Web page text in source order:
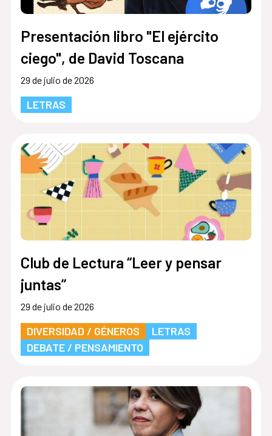
Presentación libro "El ejército
ciego", de David Toscana
29 de julio de 2026
LETRAS
Club de Lectura “Leer y pensar
juntas”
29 de julio de 2026
DIVERSIDAD / GÉNEROS
LETRAS
DEBATE / PENSAMIENTO